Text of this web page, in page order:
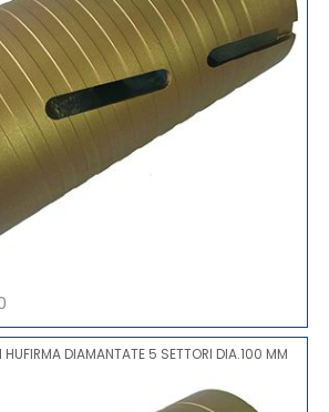
HUFIRMA DIAMANTATE 5 SETTORI DIA.100 MM